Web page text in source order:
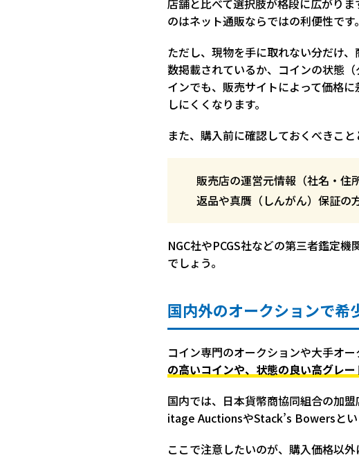
のはネット通販ならではの利便性です。
ただし、現物を手に取れない分だけ
数掲載されているか、コインの状態
インでも、販売サイトによって価格
しにくくなります。
また、購入前に確認しておくべきこと
販売店の運営元情報（社名・住
返品や真贋（しんがん）保証の
NGC社やPCGS社などの第三者鑑定
でしょう。
国内外のオークションで希
コイン専門のオークションや大手オ
の高いコインや、状態の良い高グレ
国内では、日本貨幣商協同組合の加
itage AuctionsやStack’s Bowersとい
ここで注意したいのが、購入価格以